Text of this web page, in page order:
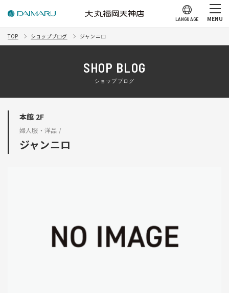
LANGUAGE MENU
TOP ショップブログ ジャンニロ
SHOP BLOG
ショップブログ
本館 2F
婦人服・洋品 /
ジャンニロ